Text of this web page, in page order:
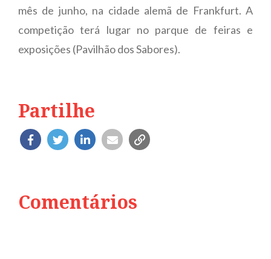
mês de junho, na cidade alemã de Frankfurt. A
competição terá lugar no parque de feiras e
exposições (Pavilhão dos Sabores).
Partilhe
Comentários